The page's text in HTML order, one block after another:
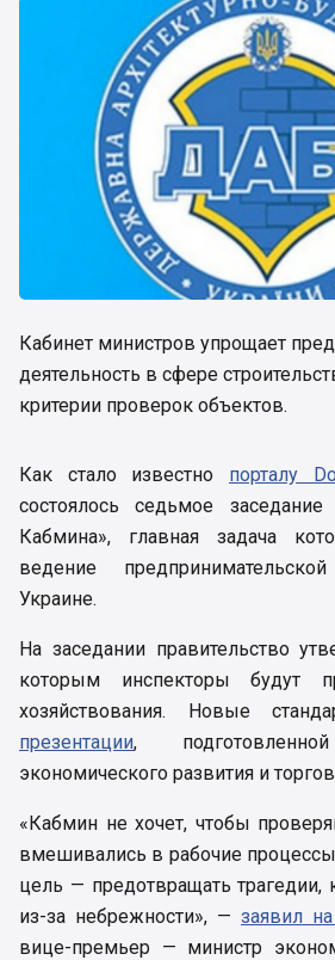
Кабинет министров упрощает
деятельность в сфере
критерии проверок объектов.
Как стало известно порталу
состоялось седьмое заседание
Кабмина», главная задача
ведение
Украине.
На заседании правительство
которым инспекторы будут
хозяйствования. Новые
презентации,
экономического развития и
«Кабмин не хочет, чтобы
вмешивались в рабочие
цель — предотвращать трагедии,
из-за небрежности», — заявил
вице-премьер — министр